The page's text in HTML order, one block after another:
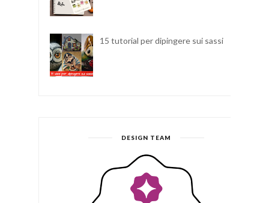
15 tutorial per dipingere sui sassi
DESIGN TEAM